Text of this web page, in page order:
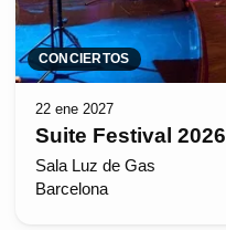
CONCIERTOS
22 ene 2027
Suite Festival 2026
Sala Luz de Gas
Barcelona